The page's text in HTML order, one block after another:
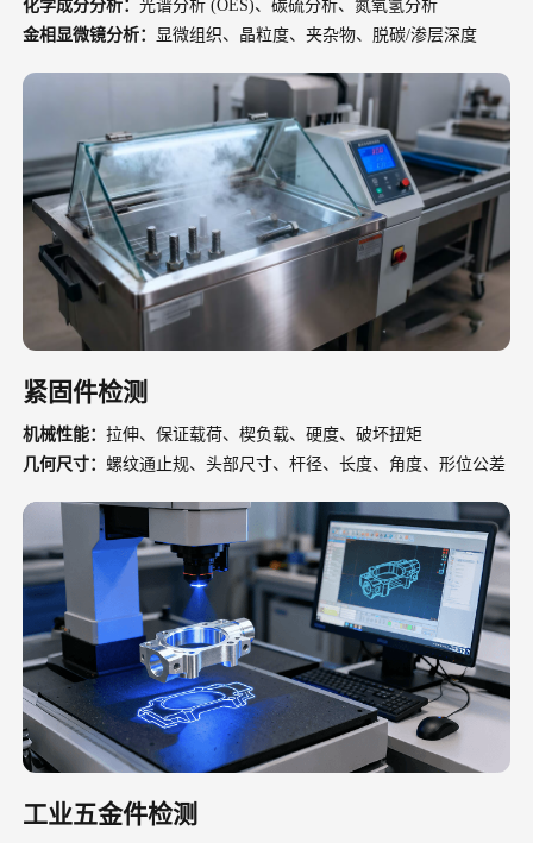
化学成分分析： 光谱分析 (OES)、碳硫分析、氮氧氢分析
金相显微镜分析：
显微组织、晶粒度、夹杂物、脱碳/渗层深度
紧固件检测
机械性能： 拉伸、保证载荷、楔负载、硬度、破坏扭矩
几何尺寸： 螺纹通止规、头部尺寸、杆径、长度、角度、形位公差
工业五金件检测